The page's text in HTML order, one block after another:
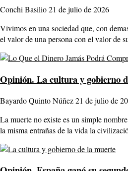
Conchi Basilio21 de julio de 2026
Vivimos en una sociedad que, con
el valor de una persona con el valor de
Opinión. La cultura y gobierno
Bayardo Quinto Núñez21 de julio de
La muerte no existe es un simple
la misma entrañas de la vida la